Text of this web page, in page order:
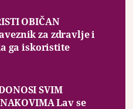
OBIČAN
za zdravlje i
ga iskoristite
SVIM
Lav se